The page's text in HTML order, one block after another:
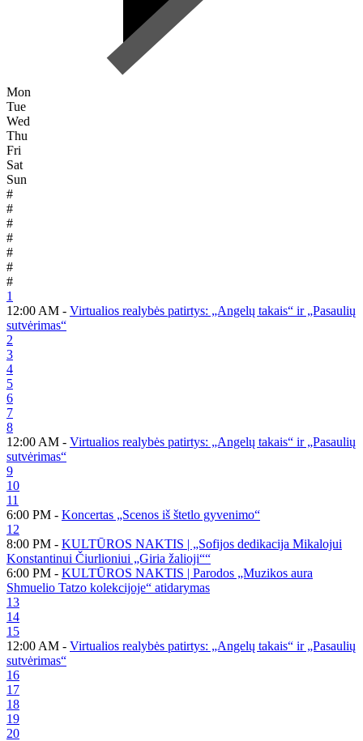
Mon
Tue
Wed
Thu
Fri
Sat
Sun
#
#
#
#
#
#
#
1
12:00 AM - Virtualios realybės patirtys: „Angelų takais“ ir „Pasaulių
sutvėrimas“
2
3
4
5
6
7
8
12:00 AM - Virtualios realybės patirtys: „Angelų takais“ ir „Pasaulių
sutvėrimas“
9
10
11
6:00 PM - Koncertas „Scenos iš štetlo gyvenimo“
12
8:00 PM - KULTŪROS NAKTIS | „Sofijos dedikacija Mikalojui
Konstantinui Čiurlioniui „Giria žalioji““
6:00 PM - KULTŪROS NAKTIS | Parodos „Muzikos aura
Shmuelio Tatzo kolekcijoje“ atidarymas
13
14
15
12:00 AM - Virtualios realybės patirtys: „Angelų takais“ ir „Pasaulių
sutvėrimas“
16
17
18
19
20